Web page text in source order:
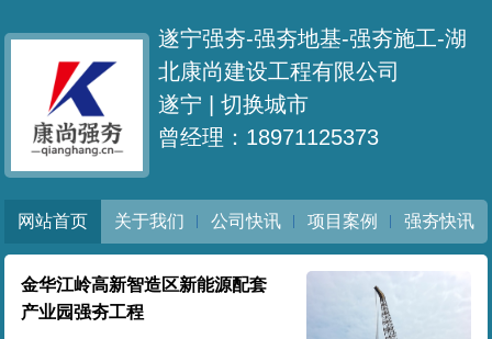
遂宁强夯-强夯地基-强夯施工-湖
北康尚建设工程有限公司
遂宁 |切换城市
曾经理：18971125373
网站首页 关于我们 公司快讯 项目案例 强夯快讯
金华江岭高新智造区新能源配套
产业园强夯工程